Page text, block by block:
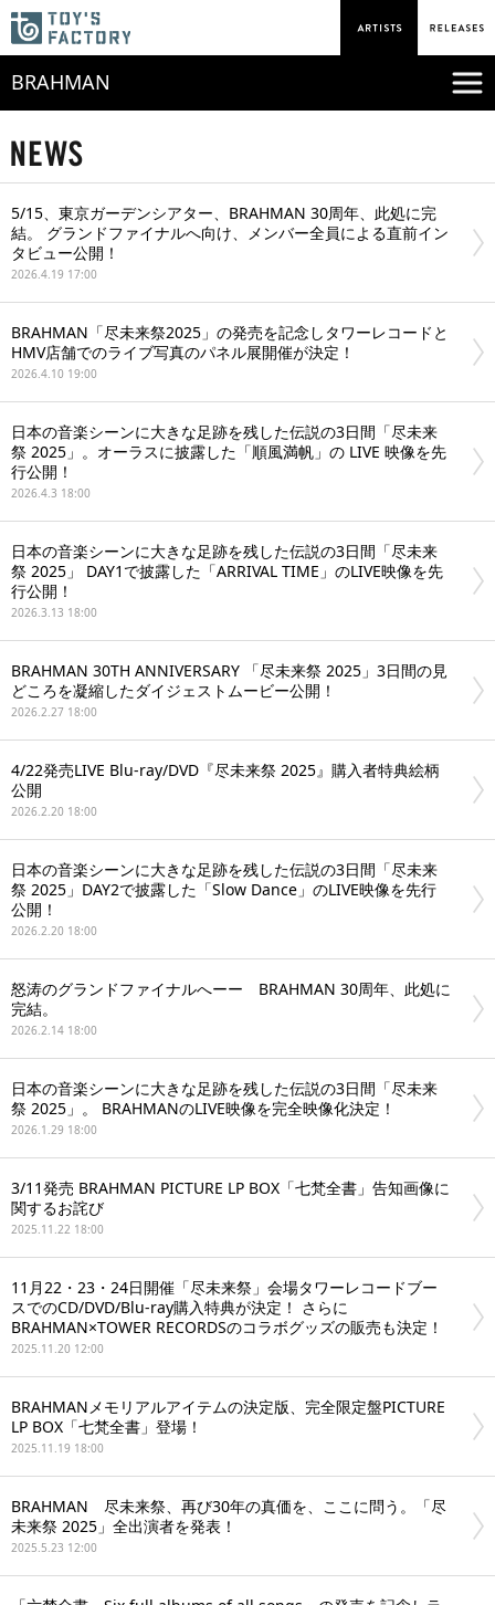
BRAHMAN
5/15、東京ガーデンシアター、BRAHMAN 30周年、此処に完
結。 グランドファイナルへ向け、メンバー全員による直前イン
タビュー公開！
2026.4.19 17:00
BRAHMAN「尽未来祭2025」の発売を記念しタワーレコードと
HMV店舗でのライブ写真のパネル展開催が決定！
2026.4.10 19:00
日本の音楽シーンに大きな足跡を残した伝説の3日間「尽未来
祭 2025」。オーラスに披露した「順風満帆」の LIVE 映像を先
行公開！
2026.4.3 18:00
日本の音楽シーンに大きな足跡を残した伝説の3日間「尽未来
祭 2025」 DAY1で披露した「ARRIVAL TIME」のLIVE映像を先
行公開！
2026.3.13 18:00
BRAHMAN 30TH ANNIVERSARY 「尽未来祭 2025」3日間の見
どころを凝縮したダイジェストムービー公開！
2026.2.27 18:00
4/22発売LIVE Blu-ray/DVD『尽未来祭 2025』購入者特典絵柄
公開
2026.2.20 18:00
日本の音楽シーンに大きな足跡を残した伝説の3日間「尽未来
祭 2025」DAY2で披露した「Slow Dance」のLIVE映像を先行
公開！
2026.2.20 18:00
怒涛のグランドファイナルへーー BRAHMAN 30周年、此処に
完結。
2026.2.14 18:00
日本の音楽シーンに大きな足跡を残した伝説の3日間「尽未来
祭 2025」。 BRAHMANのLIVE映像を完全映像化決定！
2026.1.29 18:00
3/11発売 BRAHMAN PICTURE LP BOX「七梵全書」告知画像に
関するお詫び
2025.11.22 18:00
11月22・23・24日開催「尽未来祭」会場タワーレコードブー
スでのCD/DVD/Blu-ray購入特典が決定！ さらに
BRAHMAN×TOWER RECORDSのコラボグッズの販売も決定！
2025.11.20 12:00
BRAHMANメモリアルアイテムの決定版、完全限定盤PICTURE
LP BOX「七梵全書」登場！
2025.11.19 18:00
BRAHMAN 尽未来祭、再び30年の真価を、ここに問う。「尽
未来祭 2025」全出演者を発表！
2025.5.23 12:00